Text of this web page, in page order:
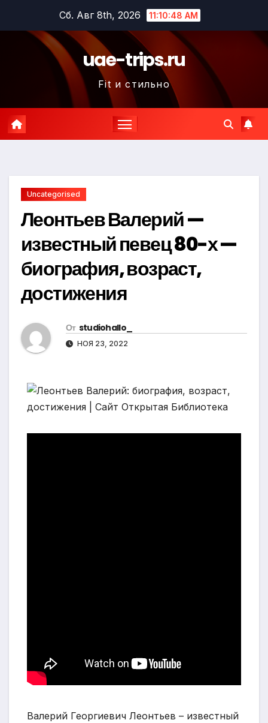
содержимому
Сб. Авг 8th, 2026 11:10:49 AM
uae-trips.ru
Fit и стильно
Uncategorised
Леонтьев Валерий —
известный певец 80-х —
биография, возраст,
достижения
От studiohallo_
НОЯ 23, 2022
Валерий Георгиевич Леонтьев – известный